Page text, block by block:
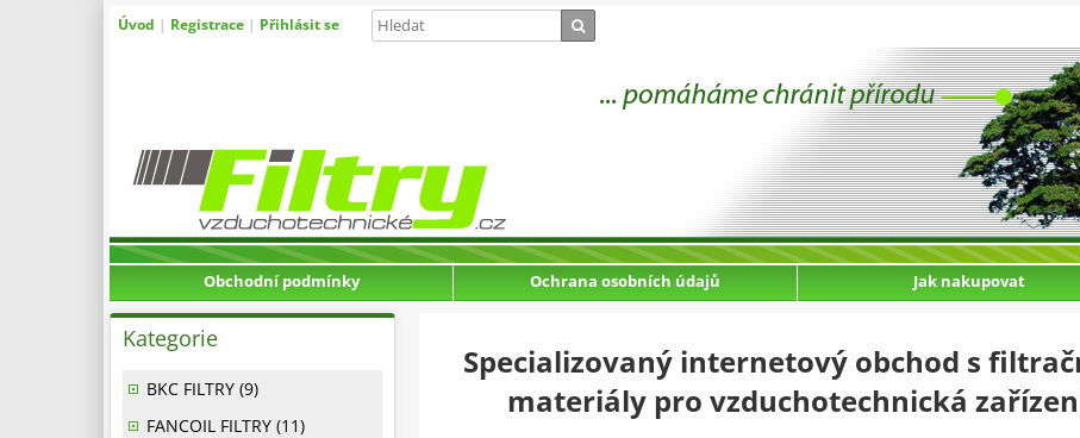
Úvod | Registrace | Přihlásit se
Obchodní podmínky Ochrana osobních údajů Jak nakupovat
Specializovaný internetový obchod s
materiály pro vzduchotechnická
Kategorie
BKC FILTRY (9)
FANCOIL FILTRY (11)